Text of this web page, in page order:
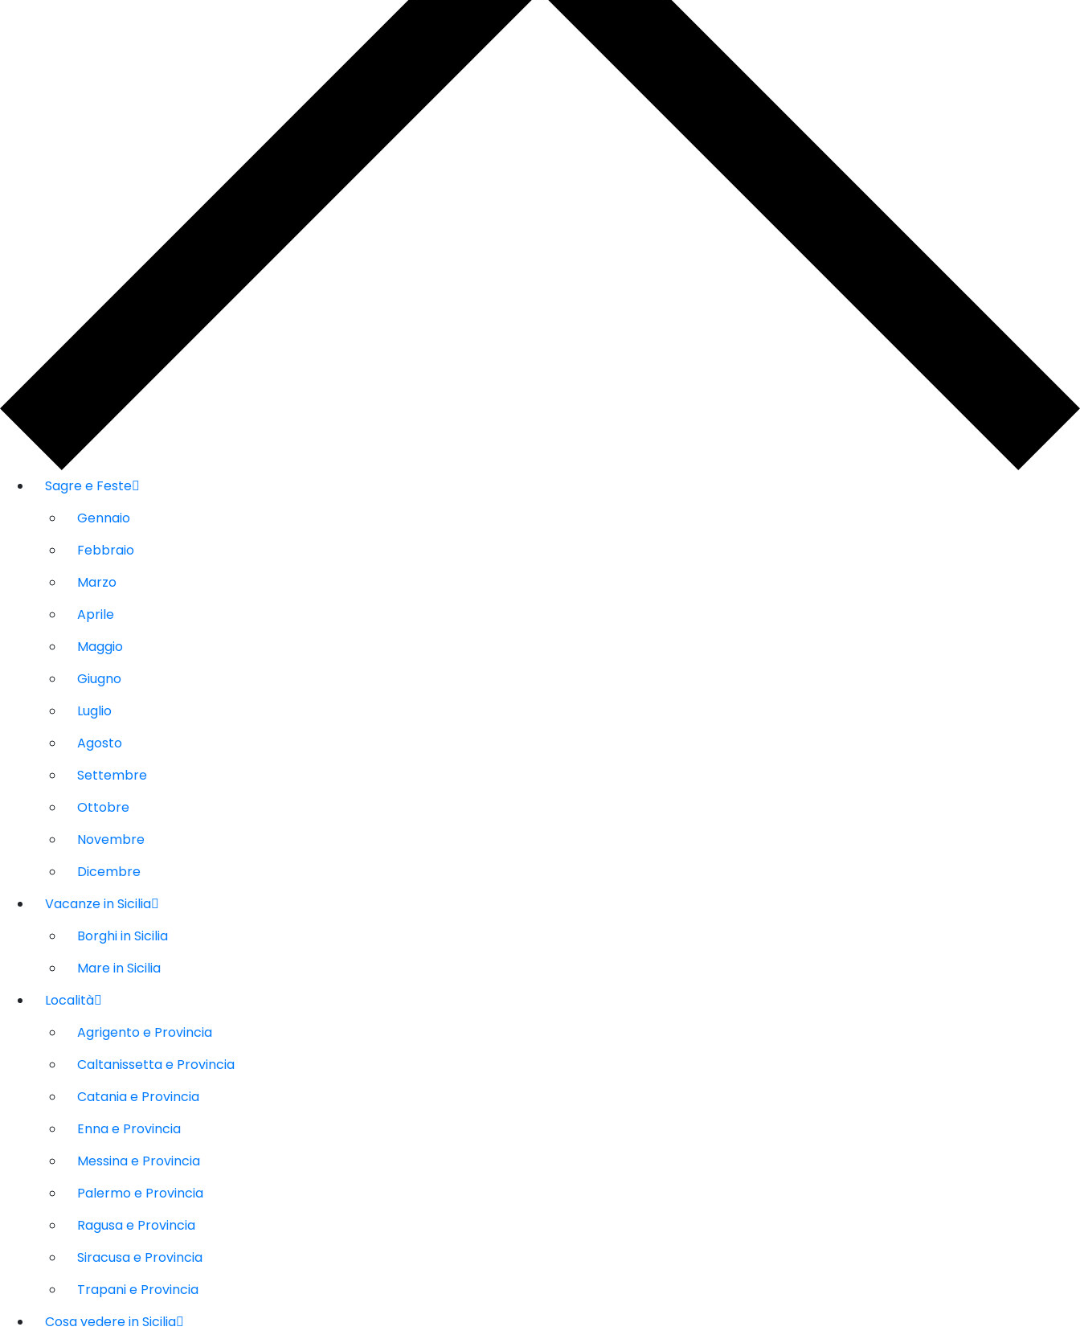
Sagre e Feste
Gennaio
Febbraio
Marzo
Aprile
Maggio
Giugno
Luglio
Agosto
Settembre
Ottobre
Novembre
Dicembre
Vacanze in Sicilia
Borghi in Sicilia
Mare in Sicilia
Località
Agrigento e Provincia
Caltanissetta e Provincia
Catania e Provincia
Enna e Provincia
Messina e Provincia
Palermo e Provincia
Ragusa e Provincia
Siracusa e Provincia
Trapani e Provincia
Cosa vedere in Sicilia